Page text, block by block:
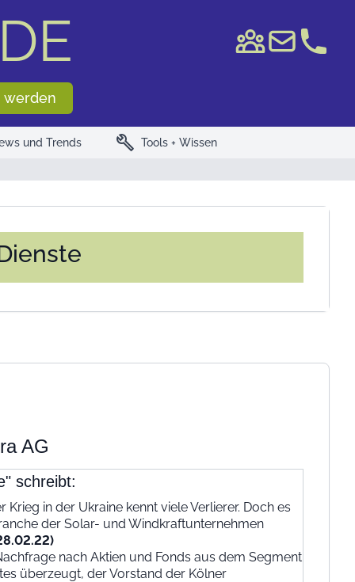
DE
WKN/ISIN
werden
und Trends build Tools + Wissen
AG
schreibt:
in der Ukraine kennt viele Verlierer. Doch es
der Solar- und Windkraftunternehmen
nach Aktien und Fonds aus dem Segment
überzeugt, der Vorstand der Kölner